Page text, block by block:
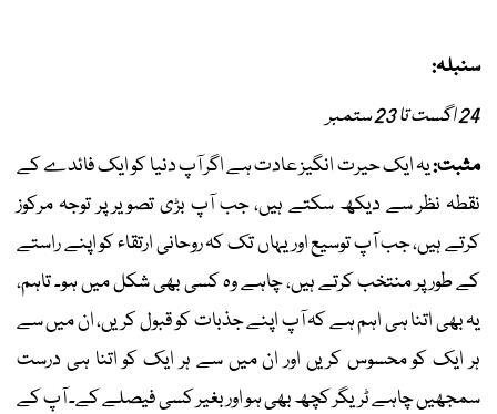
سنبلہ:
24 اگست تا 23 ستمبر
مثبت:یہ ایک حیرت انگیز عادت ہے اگر آپ دنیا کو ایک فائدے کے
نقطہ نظر سے دیکھ سکتے ہیں، جب آپ بڑی تصویر پر توجہ مرکوز
کرتے ہیں، جب آپ توسیع اور یہاں تک کہ روحانی ارتقاء کو اپنے راستے
کے طور پر منتخب کرتے ہیں، چاہے وہ کسی بھی شکل میں ہو۔ تاہم،
یہ بھی اتنا ہی اہم ہے کہ آپ اپنے جذبات کو قبول کریں، ان میں سے
ہر ایک کو محسوس کریں اور ان میں سے ہر ایک کو اتنا ہی درست
سمجھیں چاہے ٹریگر کچھ بھی ہو اور بغیر کسی فیصلے کے۔ آپ کے